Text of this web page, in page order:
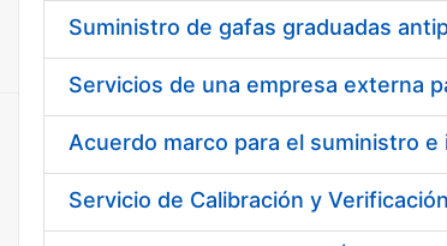
Show/Hide
Acuerdo marco para el suministro